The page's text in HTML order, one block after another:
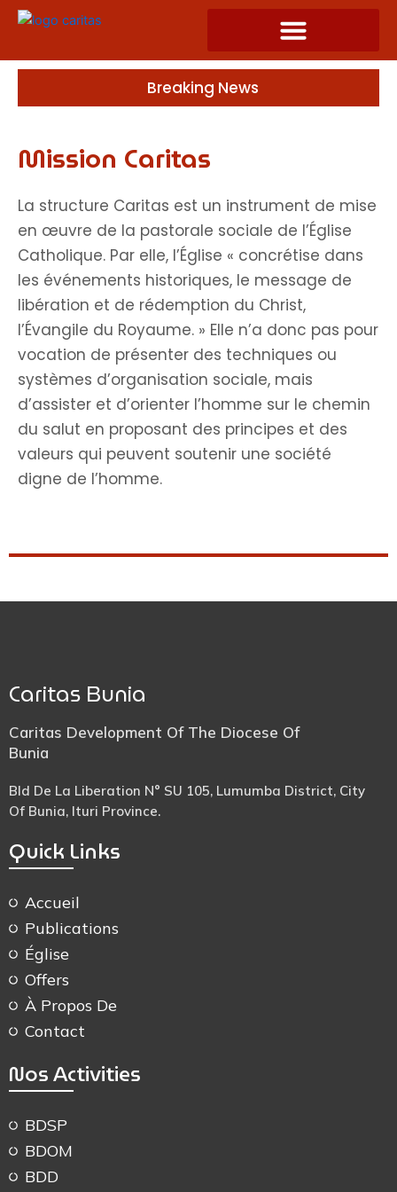
Skip
Breaking News
Mission Caritas
La structure Caritas est un instrument de mise
en œuvre de la pastorale sociale de l’Église
Catholique. Par elle, l’Église « concrétise dans
les événements historiques, le message de
libération et de rédemption du Christ,
l’Évangile du Royaume. » Elle n’a donc pas pour
vocation de présenter des techniques ou
systèmes d’organisation sociale, mais
d’assister et d’orienter l’homme sur le chemin
du salut en proposant des principes et des
valeurs qui peuvent soutenir une société
digne de l’homme.
Caritas Bunia
Caritas Development Of The Diocese Of
Bunia
Bld De La Liberation N° SU 105, Lumumba District, City
Of Bunia, Ituri Province.
Quick Links
Accueil
Publications
Église
Offers
À Propos De
Contact
Nos Activities
BDSP
BDOM
BDD